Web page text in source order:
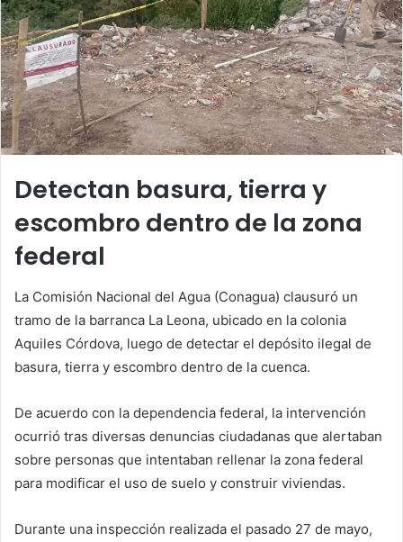
Detectan basura, tierra y
escombro dentro de la zona
federal
La Comisión Nacional del Agua (Conagua) clausuró un
tramo de la barranca La Leona, ubicado en la colonia
Aquiles Córdova, luego de detectar el depósito ilegal de
basura, tierra y escombro dentro de la cuenca.
De acuerdo con la dependencia federal, la intervención
ocurrió tras diversas denuncias ciudadanas que alertaban
sobre personas que intentaban rellenar la zona federal
para modificar el uso de suelo y construir viviendas.
Durante una inspección realizada el pasado 27 de mayo,